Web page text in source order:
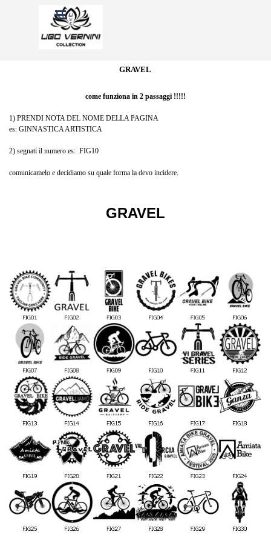
Salta menù
GRAVEL
come funziona in 2 passaggi !!!!!
1) PRENDI NOTA DEL NOME DELLA PAGINA
es: GINNASTICA ARTISTICA
2) segnati il numero es: FIG10
comunicamelo e decidiamo su quale forma la devo incidere.
GRAVEL